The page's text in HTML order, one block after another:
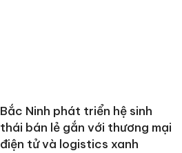
Bắc Ninh phát triển hệ sinh
thái bán lẻ gắn với thương mại
điện tử và logistics xanh